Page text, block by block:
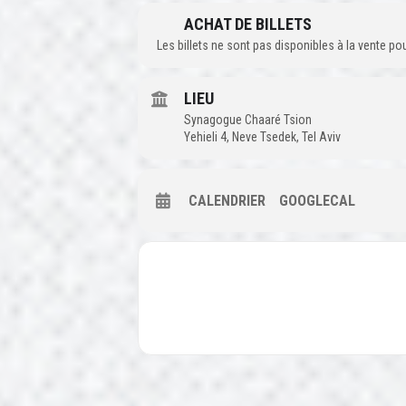
ACHAT DE BILLETS
Les billets ne sont pas disponibles à la vente
LIEU
Synagogue Chaaré Tsion
Yehieli 4, Neve Tsedek, Tel Aviv
CALENDRIER GOOGLECAL